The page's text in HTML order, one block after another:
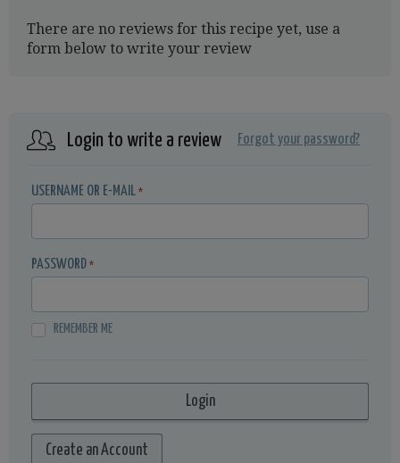
There are no reviews for this recipe yet, use a
form below to write your review
Login to write a review Forgot your password?
USERNAME OR E-MAIL *
PASSWORD *
REMEMBER ME
Create an Account